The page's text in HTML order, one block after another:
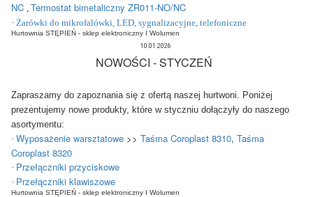
NC , Termostat bimetaliczny ZR011-NO/NC
· Żarówki do mikrofalówki, LED, sygnalizacyjne, telefoniczne
Hurtownia STĘPIEŃ - sklep elektroniczny I Wolumen
10.01.2026
NOWOŚCI - STYCZEŃ
Zapraszamy do zapoznania się z ofertą naszej hurtwoni. Poniżej
prezentujemy nowe produkty, które w styczniu dołączyły do naszego
asortymentu:
· Wyposażenie warsztatowe >> Taśma Coroplast 8310, Taśma
Coroplast 8320
· Przełączniki przyciskowe
· Przełączniki klawiszowe
Hurtownia STĘPIEŃ - sklep elektroniczny I Wolumen